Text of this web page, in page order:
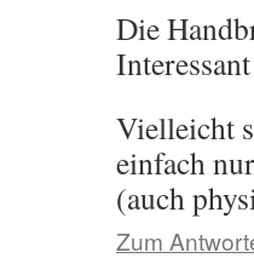
Die
Vielleicht
einfach
(auch
Zum